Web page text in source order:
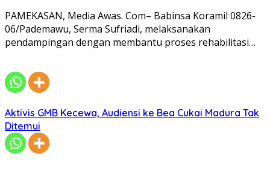
PAMEKASAN, Media Awas. Com– Babinsa Koramil 0826-
06/Pademawu, Serma Sufriadi, melaksanakan
pendampingan dengan membantu proses rehabilitasi…
Aktivis GMB Kecewa, Audiensi ke Bea Cukai Madura Tak
Ditemui